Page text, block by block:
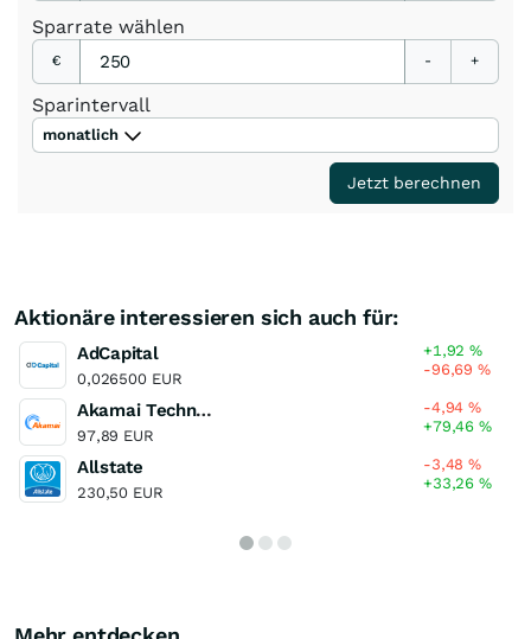
Sparrate wählen
€ - +
Sparintervall
monatlich
Jetzt berechnen
Aktionäre interessieren sich auch für:
AdCapital
0,026500 EUR
+1,92%
-96,69%
Akamai Technologies
97,89 EUR
-4,94%
+79,46%
Allstate
230,50 EUR
-3,48%
+33,26%